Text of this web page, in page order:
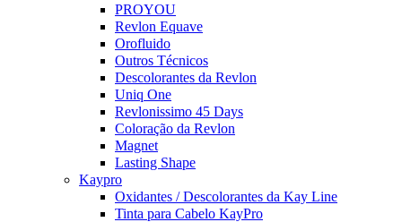
PROYOU
Revlon Equave
Orofluido
Outros Técnicos
Descolorantes da Revlon
Uniq One
Revlonissimo 45 Days
Coloração da Revlon
Magnet
Lasting Shape
Kaypro
Oxidantes / Descolorantes da Kay Line
Tinta para Cabelo KayPro